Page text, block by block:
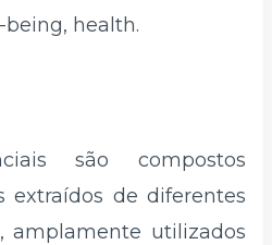
health.
são compostos
extraídos de diferentes
amplamente utilizados